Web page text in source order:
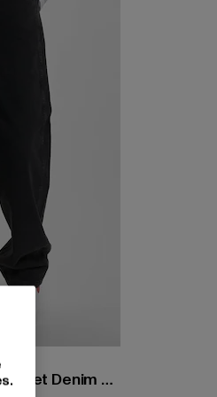
KK Small Signature Five Pocket Denim Vintage Baggy